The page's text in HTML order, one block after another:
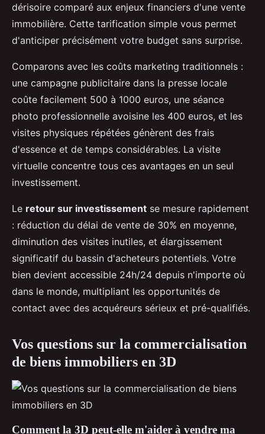
dérisoire comparé aux enjeux financiers d'une vente
immobilière. Cette tarification simple vous permet
d'anticiper précisément votre budget sans surprise.
Comparons avec les coûts marketing traditionnels :
une campagne publicitaire dans la presse locale
coûte facilement 500 à 1000 euros, une séance
photo professionnelle avoisine les 400 euros, et les
visites physiques répétées génèrent des frais
d'essence et de temps considérables. La visite
virtuelle concentre tous ces avantages en un seul
investissement.
Le retour sur investissement se mesure rapidement
: réduction du délai de vente de 30% en moyenne,
diminution des visites inutiles, et élargissement
significatif du bassin d'acheteurs potentiels. Votre
bien devient accessible 24h/24 depuis n'importe où
dans le monde, multipliant les opportunités de
contact avec des acquéreurs sérieux et pré-qualifiés.
Vos questions sur la commercialisation
de biens immobiliers en 3D
Comment la 3D peut-elle m'aider à vendre ma